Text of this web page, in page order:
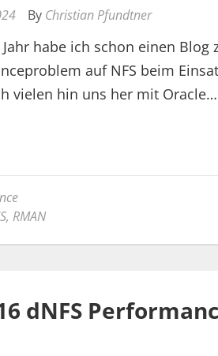
By Christian Pfundtner
habe ich schon einen Blog
auf NFS beim
vielen hin uns her mit Oracle…
, RMAN
dNFS